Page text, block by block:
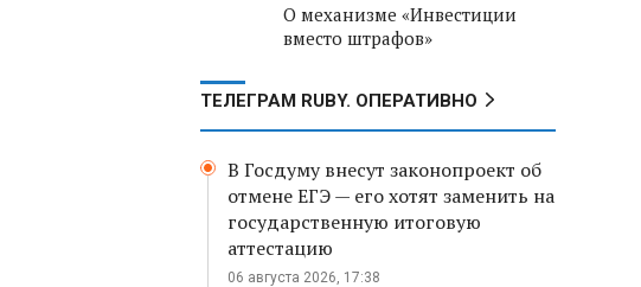
О механизме «Инвестиции
вместо штрафов»
ТЕЛЕГРАМ RUBY. ОПЕРАТИВНО
В Госдуму внесут законопроект об
отмене ЕГЭ — его хотят заменить на
государственную итоговую
аттестацию
06 августа 2026, 17:38